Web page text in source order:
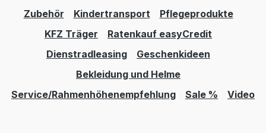
Zubehör
Kindertransport
Pflegeprodukte
KFZ Träger
Ratenkauf easyCredit
Dienstradleasing
Geschenkideen
Bekleidung und Helme
Service/Rahmenhöhenempfehlung
Sale % Video